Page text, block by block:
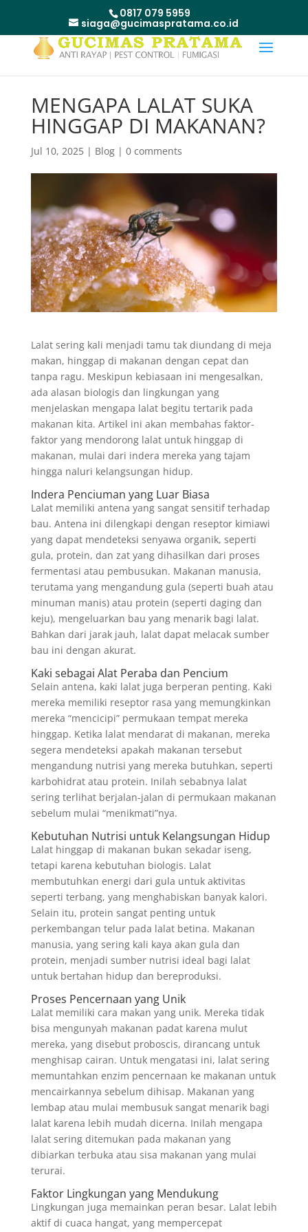
0817 079 5959
siaga@gucimaspratama.co.id
MENGAPA LALAT SUKA
HINGGAP DI MAKANAN?
Jul 10, 2025| Blog| 0 comments
Lalat sering kali menjadi tamu tak diundang di meja
makan, hinggap di makanan dengan cepat dan
tanpa ragu. Meskipun kebiasaan ini mengesalkan,
ada alasan biologis dan lingkungan yang
menjelaskan mengapa lalat begitu tertarik pada
makanan kita. Artikel ini akan membahas faktor-
faktor yang mendorong lalat untuk hinggap di
makanan, mulai dari indera mereka yang tajam
hingga naluri kelangsungan hidup.
Indera Penciuman yang Luar Biasa
Lalat memiliki antena yang sangat sensitif terhadap
bau. Antena ini dilengkapi dengan reseptor kimiawi
yang dapat mendeteksi senyawa organik, seperti
gula, protein, dan zat yang dihasilkan dari proses
fermentasi atau pembusukan. Makanan manusia,
terutama yang mengandung gula (seperti buah atau
minuman manis) atau protein (seperti daging dan
keju), mengeluarkan bau yang menarik bagi lalat.
Bahkan dari jarak jauh, lalat dapat melacak sumber
bau ini dengan akurat.
Kaki sebagai Alat Peraba dan Pencium
Selain antena, kaki lalat juga berperan penting. Kaki
mereka memiliki reseptor rasa yang memungkinkan
mereka “mencicipi” permukaan tempat mereka
hinggap. Ketika lalat mendarat di makanan, mereka
segera mendeteksi apakah makanan tersebut
mengandung nutrisi yang mereka butuhkan, seperti
karbohidrat atau protein. Inilah sebabnya lalat
sering terlihat berjalan-jalan di permukaan makanan
sebelum mulai “menikmati”nya.
Kebutuhan Nutrisi untuk Kelangsungan Hidup
Lalat hinggap di makanan bukan sekadar iseng,
tetapi karena kebutuhan biologis. Lalat
membutuhkan energi dari gula untuk aktivitas
seperti terbang, yang menghabiskan banyak kalori.
Selain itu, protein sangat penting untuk
perkembangan telur pada lalat betina. Makanan
manusia, yang sering kali kaya akan gula dan
protein, menjadi sumber nutrisi ideal bagi lalat
untuk bertahan hidup dan bereproduksi.
Proses Pencernaan yang Unik
Lalat memiliki cara makan yang unik. Mereka tidak
bisa mengunyah makanan padat karena mulut
mereka, yang disebut proboscis, dirancang untuk
menghisap cairan. Untuk mengatasi ini, lalat sering
memuntahkan enzim pencernaan ke makanan untuk
mencairkannya sebelum dihisap. Makanan yang
lembap atau mulai membusuk sangat menarik bagi
lalat karena lebih mudah dicerna. Inilah mengapa
lalat sering ditemukan pada makanan yang
dibiarkan terbuka atau sisa makanan yang mulai
terurai.
Faktor Lingkungan yang Mendukung
Lingkungan juga memainkan peran besar. Lalat lebih
aktif di cuaca hangat, yang mempercepat